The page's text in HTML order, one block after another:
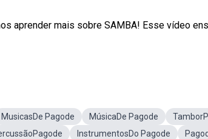
aprender mais sobre SAMBA! Esse vídeo
MusicasDe Pagode MúsicaDe Pagode
InstrumentosDo Pagode